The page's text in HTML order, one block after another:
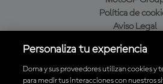
Política de
Aviso Legal
Política de
Personaliza tu experiencia
Dorna y sus proveedores utilizan cookies y
para medir tus interacciones con nuestros